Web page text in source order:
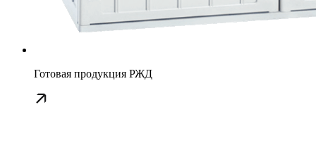
Готовая продукция РЖД